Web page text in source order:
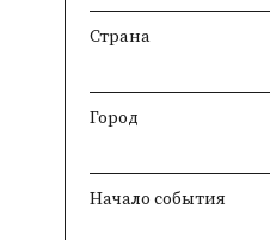
Страна
Город
Начало события